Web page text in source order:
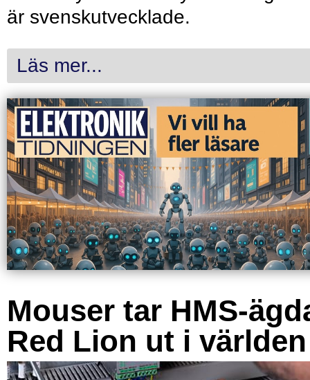
är svenskutvecklade.
Läs mer...
Mouser tar HMS-
Red Lion ut i världen